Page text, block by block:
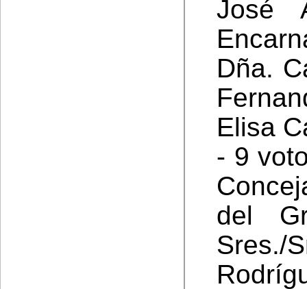
José
Dña.
Elisa
- 9
del
Sres./